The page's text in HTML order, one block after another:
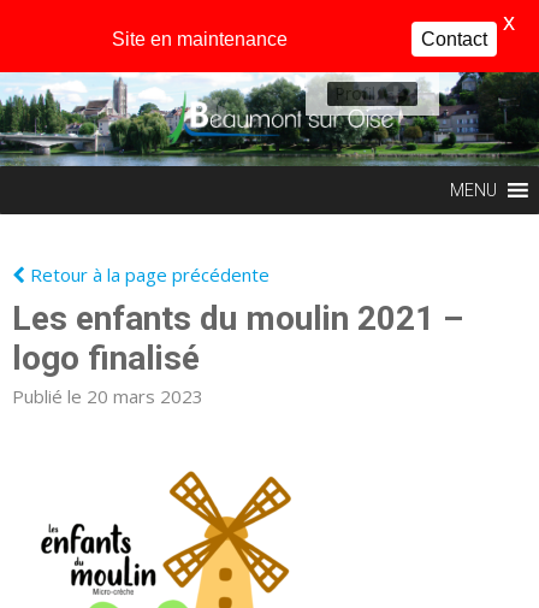
Profil
MENU
Retour à la page précédente
Les enfants du moulin 2021 –
logo finalisé
Publié le 20 mars 2023
Site en maintenance Contact
X